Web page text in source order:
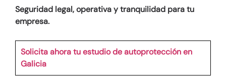
Seguridad legal, operativa y tranquilidad para tu
empresa.
Solicita ahora tu estudio de autoprotección en
Galicia